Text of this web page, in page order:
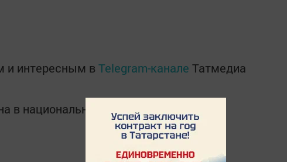
интересным в Telegram-канале Татмедиа
в национальном мессенджере MАХ: